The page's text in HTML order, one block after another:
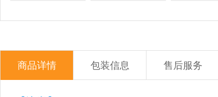
商品详情 包装信息 售后服务